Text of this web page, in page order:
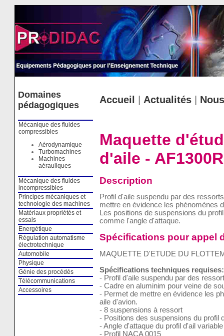
Domaines
pédagogiques
Mécanique des fluides
compressibles
Aérodynamique
Turbomachines
Machines
aérauliques
Mécanique des fluides
incompressibles
Principes mécaniques et
technologie des machines
Matériaux propriétés et
essais
Energétique
Régulation automatisme
électrotechnique
Automobile
Physique
Génie des procédés
Télécommunications
Accessoires
Accueil Actualités|
Maquette
d'aile - AF1300R
Description
Profil d'aile suspendu par des
mettre en évidence les phénomènes
Les positions de suspensions du
comme l'angle d'attaque.
Spécifications pour appel
MAQUETTE D'ETUDE DU
Spécifications techniques requises:
- Profil d'aile suspendu par des
- Cadre en aluminim pour veine de
- Permet de mettre en évidence les
aile d'avion.
- 8 suspensions à ressort
- Positions des suspensions du profil
- Angle d'attaque du profil d'ail variable
- Profil NACA 0015
Cookies management panel